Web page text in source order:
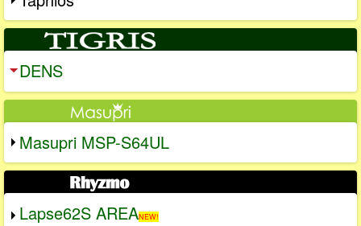
DENS
Masupri MSP-S64UL
Lapse62S AREANEW!